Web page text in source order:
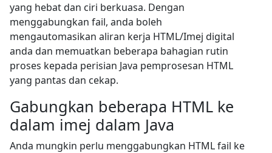
yang hebat dan ciri berkuasa. Dengan
menggabungkan fail, anda boleh
mengautomasikan aliran kerja HTML/Imej digital
anda dan memuatkan beberapa bahagian rutin
proses kepada perisian Java pemprosesan HTML
yang pantas dan cekap.
Gabungkan beberapa HTML ke
dalam imej dalam Java
Anda mungkin perlu menggabungkan HTML fail ke